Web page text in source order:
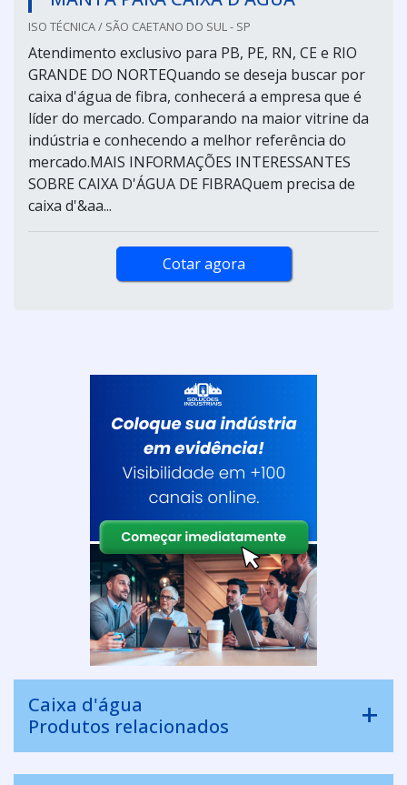
ISO TÉCNICA / SÃO CAETANO DO SUL - SP
Atendimento exclusivo para PB, PE, RN, CE e RIO
GRANDE DO NORTEQuando se deseja buscar por
caixa d'água de fibra, conhecerá a empresa que é
líder do mercado. Comparando na maior vitrine da
indústria e conhecendo a melhor referência do
mercado.MAIS INFORMAÇÕES INTERESSANTES
SOBRE CAIXA D'ÁGUA DE FIBRAQuem precisa de
caixa d'&aa...
Cotar agora
Caixa d'água
Produtos relacionados